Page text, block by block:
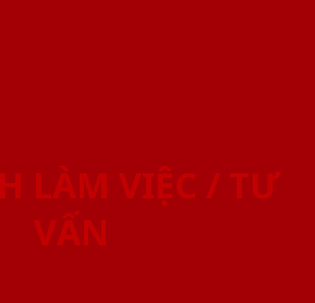
LÀM VIỆC / TƯ
VẤN